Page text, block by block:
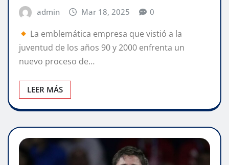
admin Mar 18, 2025 0
La emblemática empresa que vistió a la
juventud de los años 90 y 2000 enfrenta un
nuevo proceso de…
LEER MÁS